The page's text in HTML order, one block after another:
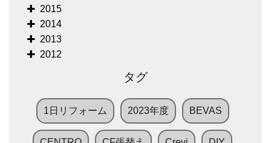
2015
2014
2013
2012
タグ
1日リフォーム 2023年度 BEVAS